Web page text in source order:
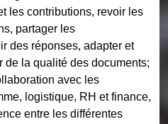
les contributions, revoir les
partager les
des réponses, adapter et
de la qualité des documents;
avec les
logistique, RH et finance,
entre les différentes